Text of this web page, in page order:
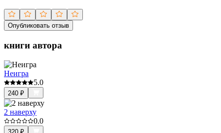
Опубликовать отзыв
книги автора
Неигра
5.0
240 ₽
2 наверху
0.0